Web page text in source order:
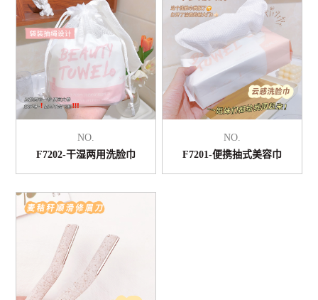
NO.
F7202-干湿两用洗脸巾
NO.
F7201-便携抽式美容巾